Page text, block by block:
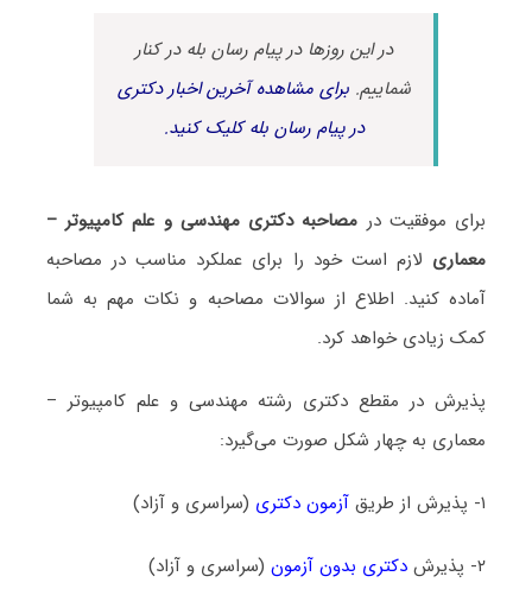
در این روزها در پیام رسان بله در کنار
شماییم.برای مشاهده آخرین اخبار دکتری
در پیام رسان بله کلیک کنید.
برای موفقیت در مصاحبه دکتری مهندسی و علم کامپیوتر –
معماری لازم است خود را برای عملکرد مناسب در مصاحبه
آماده کنید. اطلاع از سوالات مصاحبه و نکات مهم به شما
کمک زیادی خواهد کرد.
پذیرش در مقطع دکتری رشته مهندسی و علم کامپیوتر –
معماری به چهار شکل صورت می‌گیرد:
۱- پذیرش از طریق آزمون دکتری (سراسری و آزاد)
۲- پذیرش دکتری بدون آزمون(سراسری و آزاد)